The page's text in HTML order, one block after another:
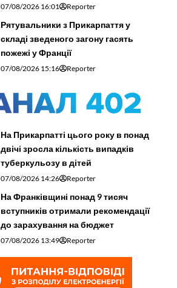
07/08/2026 16:01 Reporter
Рятувальники з Прикарпаття у
складі зведеного загону гасять
пожежі у Франції
07/08/2026 15:16 Reporter
На Прикарпатті цього року в понад
двічі зросла кількість випадків
туберкульозу в дітей
07/08/2026 14:26 Reporter
На Франківщині понад 9 тисяч
вступників отримали рекомендації
до зарахування на бюджет
07/08/2026 13:49 Reporter